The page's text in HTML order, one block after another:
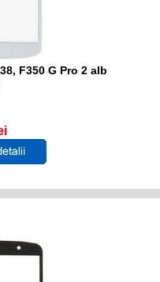
F350 G Pro 2 alb